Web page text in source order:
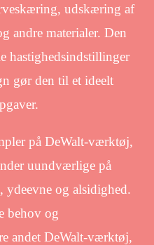
udskæring af
andre materialer. Den
hastighedsindstillinger
gør den til et ideelt
på DeWalt-værktøj,
uundværlige på
ydeevne og alsidighed.
behov og
andet DeWalt-værktøj,